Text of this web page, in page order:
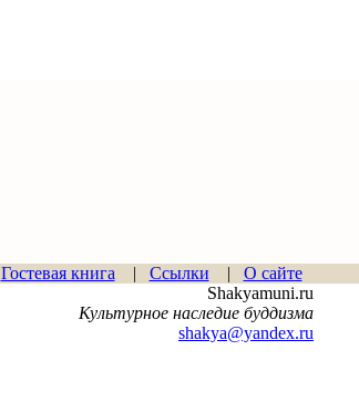
Гостевая книга | Ссылки | О сайте
Shakyamuni.ru
Культурное наследие буддизма
shakya@yandex.ru